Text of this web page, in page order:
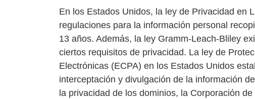
En los Estados Unidos, la ley de Privacidad en
regulaciones para la información personal
13 años. Además, la ley Gramm-Leach-Bliley
ciertos requisitos de privacidad. La ley de
Electrónicas (ECPA) en los Estados Unidos
interceptación y divulgación de la información
la privacidad de los dominios, la Corporación